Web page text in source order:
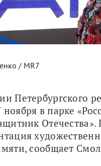
/ MR7
Петербургского
в парке
Отечества».
сообщает